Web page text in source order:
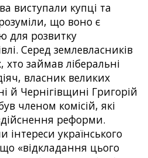
виступали купці та
що воно є
для розвитку
Серед землевласників
хто займав ліберальні
власник великих
й Чернігівщині Григорій
членом комісій, які
реформи.
українського
«відкладання цього